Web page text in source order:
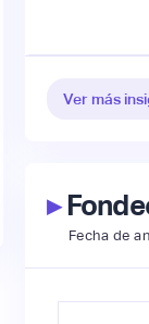
Ver más
▸
Fecha de